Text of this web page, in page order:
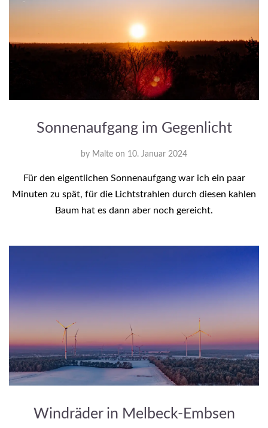
Sonnenaufgang im Gegenlicht
by Malte on 10. Januar 2024
Für den eigentlichen Sonnenaufgang war ich ein paar
Minuten zu spät, für die Lichtstrahlen durch diesen kahlen
Baum hat es dann aber noch gereicht.
Windräder in Melbeck-Embsen